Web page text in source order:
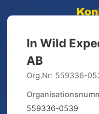
In Wild
AB
Org.Nr: 559336-
559336-0539